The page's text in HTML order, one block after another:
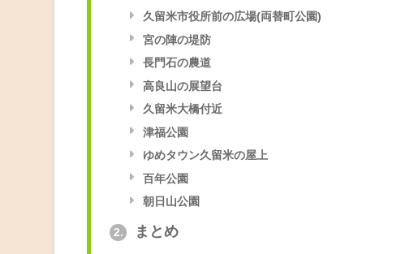
久留米市役所前の広場(両替町公園)
宮の陣の堤防
長門石の農道
高良山の展望台
久留米大橋付近
津福公園
ゆめタウン久留米の屋上
百年公園
朝日山公園
2. まとめ